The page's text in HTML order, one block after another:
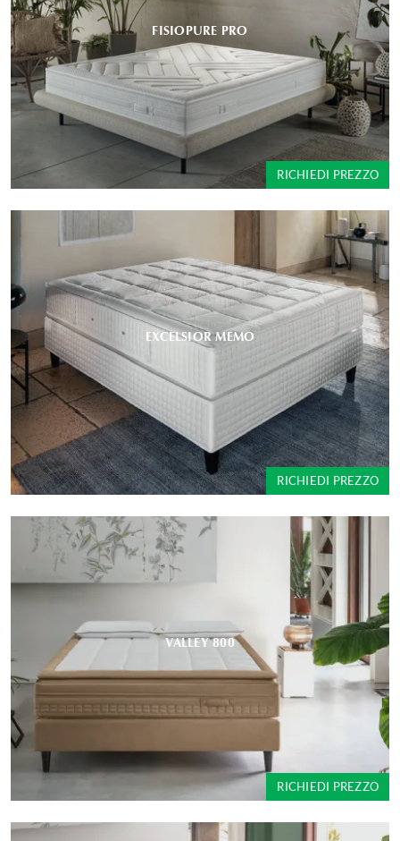
FISIOPURE PRO
RICHIEDI PREZZO
EXCELSIOR MEMO
RICHIEDI PREZZO
VALLEY 800
RICHIEDI PREZZO